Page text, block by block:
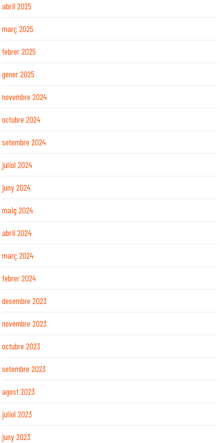
abril 2025
març 2025
febrer 2025
gener 2025
novembre 2024
octubre 2024
setembre 2024
juliol 2024
juny 2024
maig 2024
abril 2024
març 2024
febrer 2024
desembre 2023
novembre 2023
octubre 2023
setembre 2023
agost 2023
juliol 2023
juny 2023